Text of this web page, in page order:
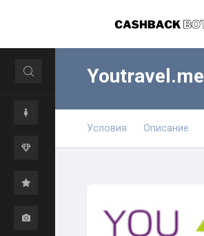
Youtravel.me
Условия Описание